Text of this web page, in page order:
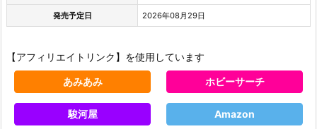
発売予定日 2026年08月29日
【アフィリエイトリンク】を使用しています
あみあみ ホビーサーチ
駿河屋 Amazon